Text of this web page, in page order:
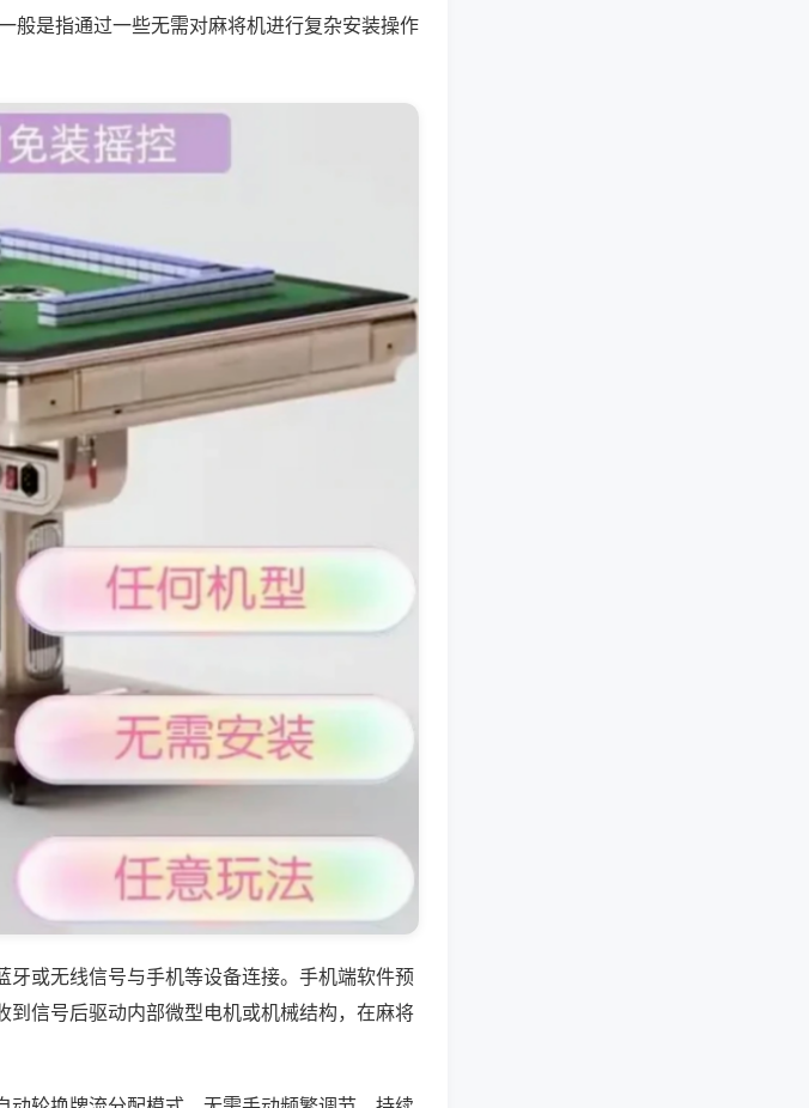
般是指通过一些无需对麻将机进行复杂安装操作
或无线信号与手机等设备连接。手机端软件预
信号后驱动内部微型电机或机械结构，在麻将